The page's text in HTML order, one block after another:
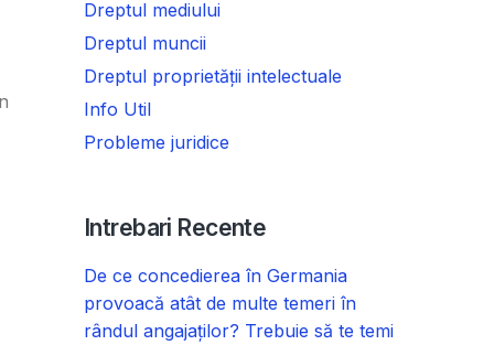
Dreptul mediului
Dreptul muncii
Dreptul proprietății intelectuale
Info Util
Probleme juridice
Intrebari Recente
De ce concedierea în Germania
provoacă atât de multe temeri în
rândul angajaților? Trebuie să te temi